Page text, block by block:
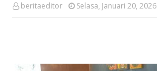
beritaeditor Selasa, Januari 20, 2026